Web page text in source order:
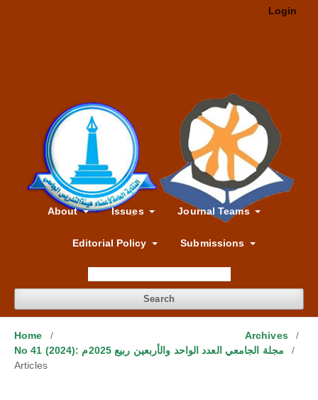
About Issues Journal Teams
Editorial Policy Submissions
Search
Login
Home / Archives
/
No 41 (2024): مجلة الجامعي العدد الواحد والأربعين ربيع 2025م
/
Articles